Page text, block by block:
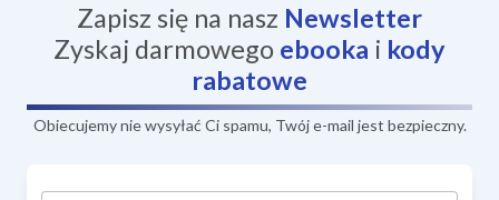
Zapisz się na nasz Newsletter
Zyskaj darmowego ebooka i kody
rabatowe
Obiecujemy nie wysyłać Ci spamu, Twój e-mail jest bezpieczny.